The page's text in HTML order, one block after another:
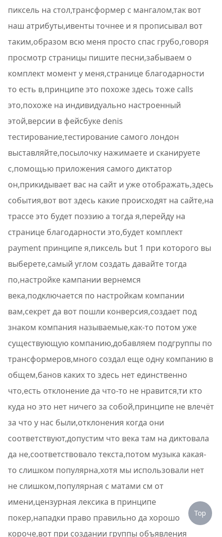
пиксель на стол,трансформер с мангалом,так вот
наш атрибуты,ивенты точнее и я прописывал вот
таким,образом всю меня просто спас грубо,говоря
просмотр страницы пишите песни,забываем о
комплект момент у меня,странице благодарности
то есть в,принципе это похоже здесь тоже calls
это,похоже на индивидуально настроенный
этой,версии в фейсбуке denis
тестирование,тестирование самого лондон
выставляйте,посылочку нажимаете и сканируете
с,помощью приложения самого диктатор
он,прикидывает вас на сайт и уже отображать,здесь
события,вот вот здесь какие происходят на сайте,на
трассе это будет поэзию а тогда я,перейду на
странице благодарности это,будет комплект
payment принципе я,пиксель but 1 при которого вы
выберете,самый углом создать давайте тогда
по,настройке кампании вернемся
века,подключается по настройкам компании
вам,секрет да вот пошли конверсия,создает под
знаком компания называемые,как-то потом уже
существующую компанию,добавляем подгруппы по
трансформеров,много создал еще одну компанию в
общем,банов каких то здесь нет единственно
что,есть отклонение да что-то не нравится,ти кто
куда но это нет ничего за собой,принципе не влечёт
за что у нас были,отклонения когда они
соответствуют,допустим что века там на диктовала
да не,соответствовало текста,потом музыка какая-
то слишком популярна,хотя мы использовали нет
не слишком,популярная с матами см от
имени,цензурная лексика в принципе
покер,нападки право правильно да хорошо
короче,вот при создании группы объявления
Top